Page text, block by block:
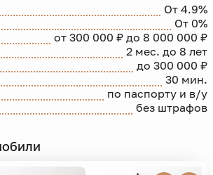
От 4.9%
От 0%
от 300 000 ₽ до 8 000 000 ₽
2 мес. до 8 лет
до 300 000 ₽
30 мин.
по паспорту и в/у
без штрафов